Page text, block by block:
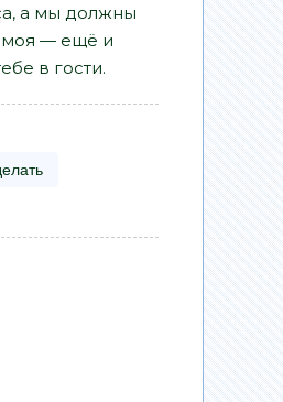
а мы должны
моя — ещё и
в гости.